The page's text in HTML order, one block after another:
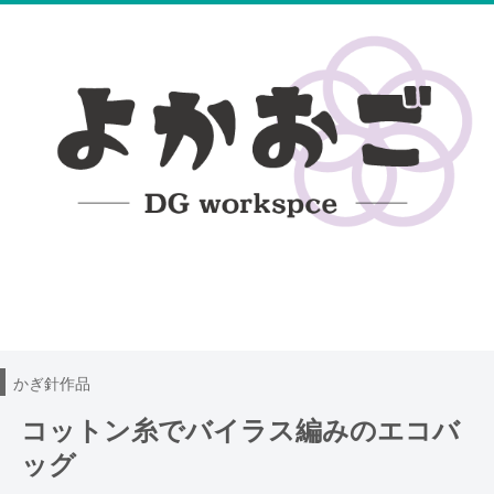
かぎ針作品
コットン糸でバイラス編みのエコバ
ッグ